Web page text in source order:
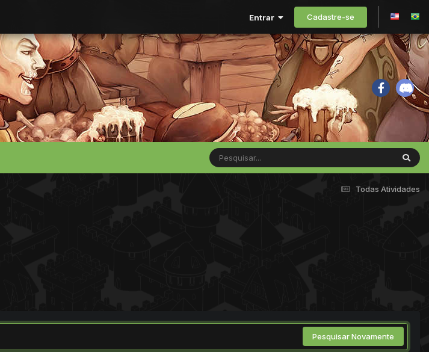
Entrar Cadastre-se
Todas Atividades
Pesquisar Novamente